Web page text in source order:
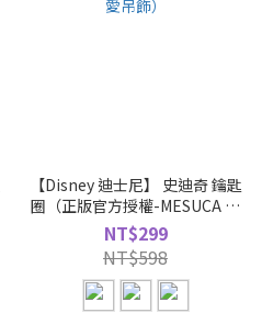
【Disney 迪士尼】 史迪奇 鑰匙
圈（正版官方授權-MESUCA 麥
斯卡／3款超萌圖樣、立體造
型、可愛吊飾）
NT$299
NT$598